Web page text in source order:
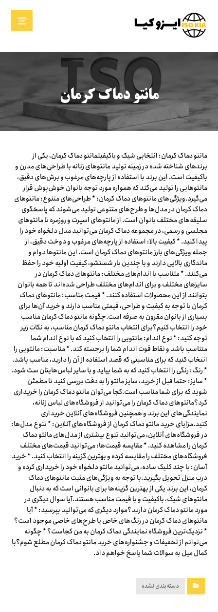
مانتو دماک کرمان
مانتو دماک کرمان: انتخابی شیک و باکیفیتمانتو دماک کرمان، یکی از
برندهای شناخته شده در زمینه تولید مانتوهای زنانه با طراحی‌های مدرن و
باکیفیت است. این برند با استفاده از پارچه‌های مرغوب و برش‌های دقیق،
مانتوهایی را تولید می‌کند که همواره مورد توجه بانوان خوش‌پوش قرار
می‌گیرد.ویژگی‌های مانتوهای دماک کرمان: * طراحی‌های متنوع: مانتوهای
دماک کرمان در مدل‌ها و طرح‌های متنوعی تولید می‌شوند که پاسخگوی
سلیقه‌های مختلف بانوان است. از مانتوهای اسپرت و روزمره تا مانتوهای
مجلسی و رسمی، در مجموعه دماک کرمان می‌توانید مدل دلخواه خود را
پیدا کنید. * کیفیت بالا: استفاده از پارچه‌های مرغوب و دوخت دقیق، از
جمله ویژگی‌های بارز مانتوهای دماک کرمان است. این مانتوها دوام و
ماندگاری بالایی دارند و با چندین بار شستشو، کیفیت اولیه خود را حفظ
می‌کنند. * متناسب با اندام‌های مختلف: مانتوهای دماک کرمان در
سایزهای مختلف و برای اندام‌های مختلف طراحی شده‌اند تا همه بانوان
بتوانند از این محصولات استفاده کنند. * قیمت مناسب: مانتوهای دماک
کرمان با توجه به کیفیت و طراحی، قیمتی مناسب دارند و خرید آن‌ها برای
بسیاری از بانوان مقرون به صرفه است.چگونه مانتو دماک کرمان مناسب
خود را انتخاب کنیم؟برای انتخاب مانتو دماک کرمان مناسب، به نکات زیر
توجه کنید: * نوع اندام: مانتویی را انتخاب کنید که با نوع اندام شما
متناسب باشد و نقاط قوت اندام شما را برجسته کند. * مناسبت: مانتویی را
انتخاب کنید که برای مناسبتی که قصد استفاده از آن را دارید، مناسب باشد.
* رنگ: رنگی را انتخاب کنید که به شما بیاید و با سایر لباس‌هایتان ست شود.
* سایز: حتما قبل از خرید، سایز مانتو را به دقت بررسی کنید تا مطمئن
شوید که برای شما مناسب است.کجا می‌توان مانتو دماک کرمان را خریداری
کرد؟مانتوهای دماک کرمان را می‌توانید از فروشگاه‌های لباس زنانه،
نمایندگی‌های این برند و همچنین فروشگاه‌های آنلاین خریداری
کنید.مزایای خرید مانتو دماک کرمان از فروشگاه‌های آنلاین: * تنوع مدل‌ها:
در فروشگاه‌های آنلاین، می‌توانید تنوع بیشتری از مدل‌های مانتو دماک
کرمان را مشاهده کنید. * مقایسه قیمت‌ها: می‌توانید قیمت‌های مختلف
فروشگاه‌های مختلف را مقایسه کرده و بهترین گزینه را انتخاب کنید. * خرید
آسان: با چند کلیک ساده، می‌توانید مانتو دلخواه خود را خریداری کرده و
درب منزل تحویل بگیرید.با توجه به ویژگی‌های مثبت مانتوهای دماک
کرمان، این برند یکی از بهترین گزینه‌ها برای بانوانی است که به دنبال
مانتوهای شیک، باکیفیت و با قیمت مناسب هستند.آیا سوال دیگری در
مورد مانتو دماک کرمان دارید؟موارد دیگری که می‌توانید بپرسید: * آیا
مانتوهای دماک کرمان در رنگ‌های خاص یا طرح‌های خاصی موجود است؟
* نزدیک‌ترین فروشگاه نمایندگی دماک کرمان به من کجاست؟ * چگونه
می‌توانم از تخفیفات و جشنواره‌های خرید مانتو دماک کرمان مطلع شوم؟با
کمال میل به سوالات شما پاسخ خواهم داد.
دسته‌بندی نشده